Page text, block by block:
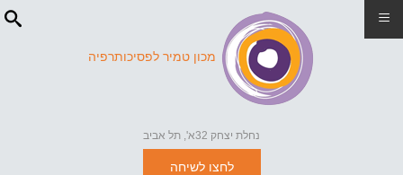
מכון טמיר לפסיכותרפיה
נחלת יצחק 32א', תל אביב
לחצו לשיחה
≡